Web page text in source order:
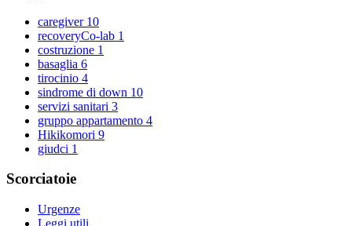
caregiver 10
recoveryCo-lab 1
costruzione 1
basaglia 6
tirocinio 4
sindrome di down 10
servizi sanitari 3
gruppo appartamento 4
Hikikomori 9
giudci 1
Scorciatoie
Urgenze
Leggi utili